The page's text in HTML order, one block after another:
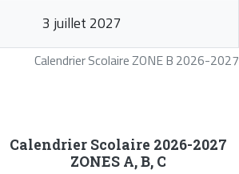
Calendrier Scolaire ZONE B 2026-2027
3 juillet 2027
Calendrier Scolaire 2026-2027
ZONES A, B, C